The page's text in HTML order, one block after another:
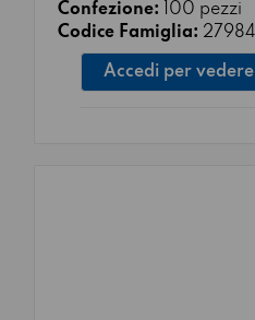
Confezione: 100 pezzi
Codice Famiglia: 27984
Accedi per